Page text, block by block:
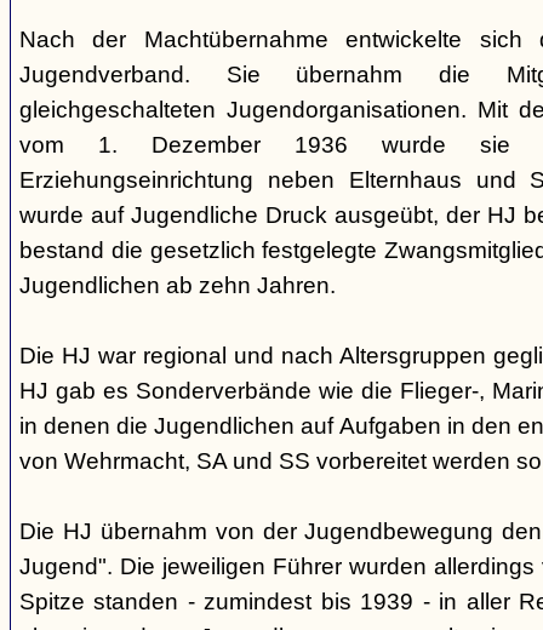
Nach der Machtübernahme entwickelte
Jugendverband. Sie übernahm die
gleichgeschalteten Jugendorganisationen. Mit
vom 1. Dezember 1936 wurde sie
Erziehungseinrichtung neben Elternhaus und
wurde auf Jugendliche Druck ausgeübt, der HJ
bestand die gesetzlich festgelegte
Jugendlichen ab zehn Jahren.
Die HJ war regional und nach Altersgruppen
HJ gab es Sonderverbände wie die Flieger-,
in denen die Jugendlichen auf Aufgaben in den
von Wehrmacht, SA und SS vorbereitet werden
Die HJ übernahm von der Jugendbewegung
Jugend". Die jeweiligen Führer wurden
Spitze standen - zumindest bis 1939 - in aller